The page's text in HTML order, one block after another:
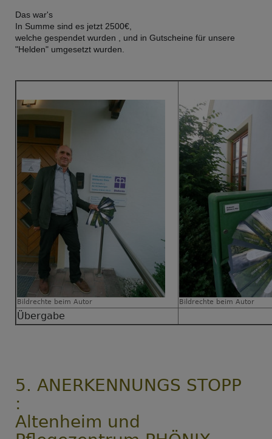
Das war's
In Summe sind es jetzt 2500€,
welche gespendet wurden , und in Gutscheine für unsere
"Helden" umgesetzt wurden.
Bildrechte beim Autor Bildrechte beim Autor
Übergabe
5. ANERKENNUNGS STOPP
:
Altenheim und